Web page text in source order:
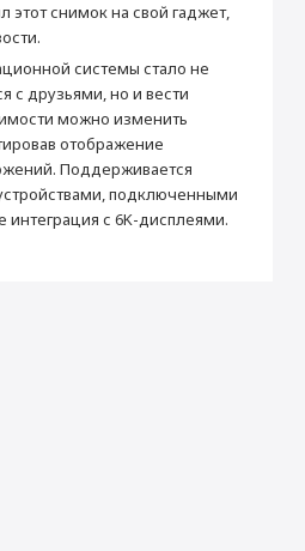
этот снимок на свой гаджет,
системы стало не
с друзьями, но и вести
можно изменить
отображение
Поддерживается
подключенными
с 6K-дисплеями.
Apple
Apple M2
256 Гб